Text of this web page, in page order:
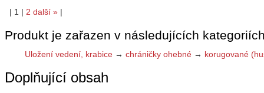
| 1 | 2 další » |
Produkt je zařazen v následujících
Uložení vedení, krabice → chráničky ohebné → korugované
Doplňující obsah